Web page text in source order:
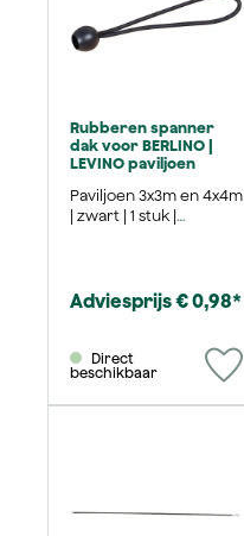
Rubberen spanner
dak voor BERLINO |
LEVINO paviljoen
Paviljoen 3x3m en 4x4m
| zwart | 1 stuk |
Adviesprijs € 0,98*
beschikbaar